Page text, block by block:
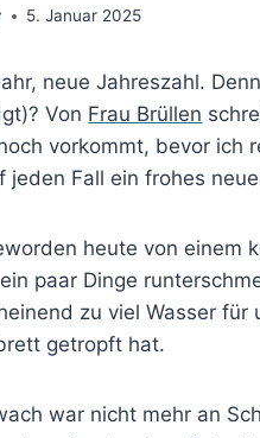
5. Januar 2025
neue Jahreszahl.
Von Frau Brüllen
vorkommt, bevor ich
jeden Fall ein frohes
heute von einem
paar Dinge
zu viel Wasser
getropft hat.
war nicht mehr an